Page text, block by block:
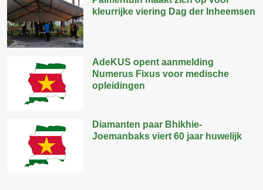
kleurrijke viering Dag der Inheemsen
AdeKUS opent aanmelding
Numerus Fixus voor medische
opleidingen
Diamanten paar Bhikhie-
Joemanbaks viert 60 jaar huwelijk